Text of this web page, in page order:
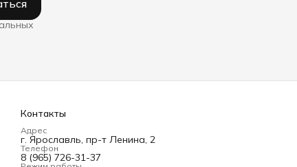
Контакты
Адрес
г. Ярославль, пр-т Ленина, 2
Телефон
8 (965) 726-31-37